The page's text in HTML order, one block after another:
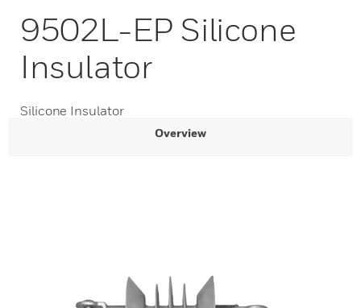
9502L-EP Silicone
Insulator
Silicone Insulator
Overview